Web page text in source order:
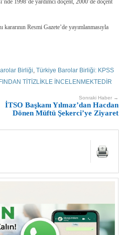
Resmi Gazete’de yayımlanmasıyla
Birliği Türkiye Barolar Birliği: KPSS
TİTİZLİKLE İNCELENMEKTEDİR
Sonraki Haber →
İTSO Başkanı Yılmaz’dan Hacdan
Dönen Müftü Şekerci’ye Ziyaret